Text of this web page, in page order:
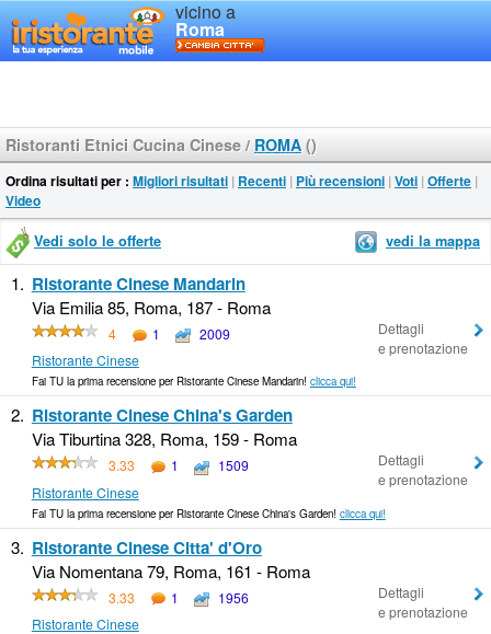
vicino a
Roma
Ristoranti Etnici Cucina Cinese / ROMA ()
Ordina risultati per : Migliori risultati | Recenti | Più recensioni | Voti | Offerte |
Video
Vedi solo le offerte vedi la mappa
1. Ristorante Cinese Mandarin
Via Emilia 85, Roma, 187 - Roma
4 1
2009
Ristorante Cinese
Dettagli
e prenotazione
Fai TU la prima recensione per Ristorante Cinese Mandarin! clicca qui!
2. Ristorante Cinese China's Garden
Via Tiburtina 328, Roma, 159 - Roma
3.33 1
1509
Ristorante Cinese
Dettagli
e prenotazione
Fai TU la prima recensione per Ristorante Cinese China's Garden! clicca qui!
3. Ristorante Cinese Citta' d'Oro
Via Nomentana 79, Roma, 161 - Roma
3.33 1
1956
Ristorante Cinese
Dettagli
e prenotazione